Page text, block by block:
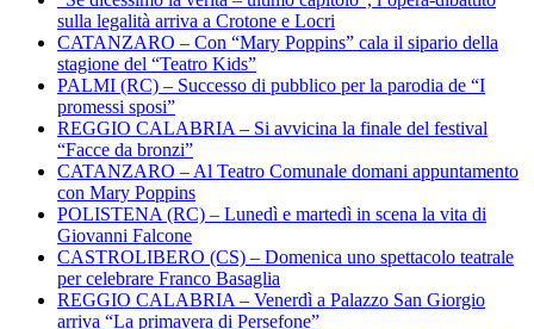
sulla legalità arriva a Crotone e Locri
CATANZARO – Con “Mary Poppins” cala il sipario della
stagione del “Teatro Kids”
PALMI (RC) – Successo di pubblico per la parodia de “I
promessi sposi”
REGGIO CALABRIA – Si avvicina la finale del festival
“Facce da bronzi”
CATANZARO – Al Teatro Comunale domani appuntamento
con Mary Poppins
POLISTENA (RC) – Lunedì e martedì in scena la vita di
Giovanni Falcone
CASTROLIBERO (CS) – Domenica uno spettacolo teatrale
per celebrare Franco Basaglia
REGGIO CALABRIA – Venerdì a Palazzo San Giorgio
arriva “La primavera di Persefone”